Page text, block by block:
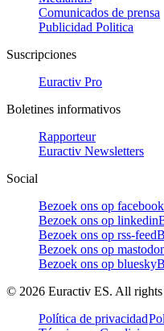
Comunicados de prensa
Publicidad Politica
Suscripciones
Euractiv Pro
Boletines informativos
Rapporteur
Euractiv Newsletters
Social
Bezoek ons op facebook
Bezoek ons op linkedin
Bezoek ons op rss-feed
Bezoek ons op
Bezoek ons op bluesky
© 2026 Euractiv ES. All rights
Política de privacidad